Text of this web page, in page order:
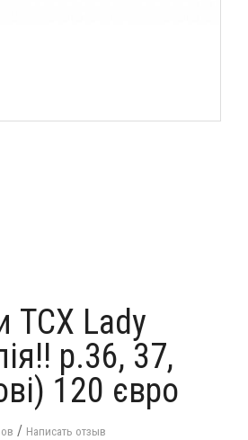
TCX Lady
p.36, 37,
120 євро
/ Написать отзыв